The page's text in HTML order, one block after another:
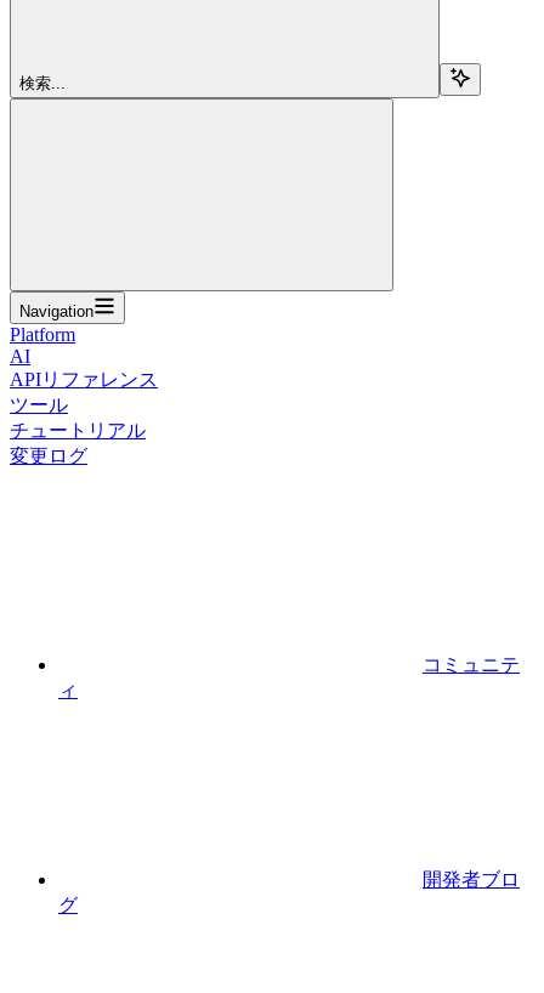
検索...
Navigation
Platform
AI
APIリファレンス
ツール
チュートリアル
変更ログ
コミュニテ
ィ
開発者ブロ
グ